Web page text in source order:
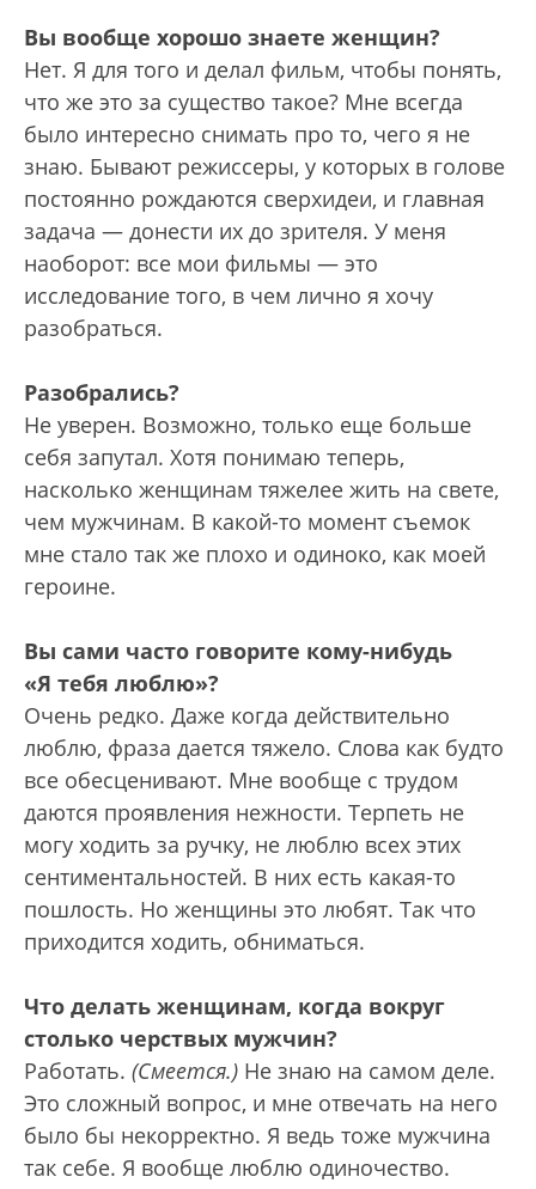
Вы вообще хорошо знаете женщин?
Нет. Я для того и делал фильм, чтобы понять,
что же это за существо такое? Мне всегда
было интересно снимать про то, чего я не
знаю. Бывают режиссеры, у которых в голове
постоянно рождаются сверхидеи, и главная
задача — донести их до зрителя. У меня
наоборот: все мои фильмы — это
исследование того, в чем лично я хочу
разобраться.
Разобрались?
Не уверен. Возможно, только еще больше
себя запутал. Хотя понимаю теперь,
насколько женщинам тяжелее жить на свете,
чем мужчинам. В какой-то момент съемок
мне стало так же плохо и одиноко, как моей
героине.
Вы сами часто говорите кому-нибудь
«Я тебя люблю»?
Очень редко. Даже когда действительно
люблю, фраза дается тяжело. Слова как будто
все обесценивают. Мне вообще с трудом
даются проявления нежности. Терпеть не
могу ходить за ручку, не люблю всех этих
сентиментальностей. В них есть какая-то
пошлость. Но женщины это любят. Так что
приходится ходить, обниматься.
Что делать женщинам, когда вокруг
столько черствых мужчин?
Работать. (Смеется.) Не знаю на самом деле.
Это сложный вопрос, и мне отвечать на него
было бы некорректно. Я ведь тоже мужчина
так себе. Я вообще люблю одиночество.